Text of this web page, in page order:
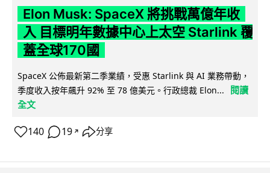
Elon Musk: SpaceX 將挑戰萬億年收
入 目標明年數據中心上太空 Starlink 覆
蓋全球170國
SpaceX 公佈最新第二季業績，受惠 Starlink 與 AI 業務帶動，
季度收入按年飆升 92% 至 78 億美元。行政總裁 Elon...
閱讀
全文
140 19 ↗ 分享